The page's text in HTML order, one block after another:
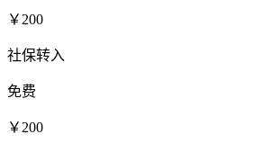
￥200
社保转入
免费
￥200